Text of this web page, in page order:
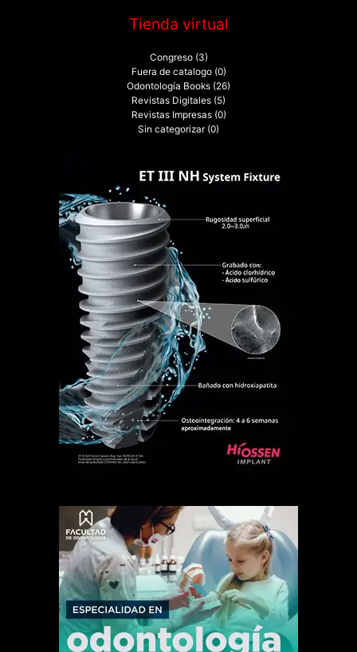
Tienda virtual
Congreso (3)
Fuera de catalogo (0)
Odontología Books (26)
Revistas Digitales (5)
Revistas Impresas (0)
Sin categorizar (0)